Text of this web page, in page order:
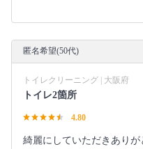
匿名希望(50代)
トイレクリーニング | 大阪府
トイレ2箇所
4.80
綺麗にしていただきありが